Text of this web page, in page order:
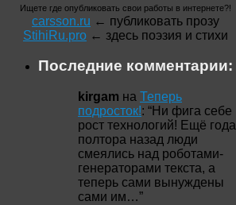
Ищете где опубликовать свои работы в интернете?!
carsson.ru ← публиковать прозу
StihiRu.pro ← здесь поэзия и стихи
Последние комментарии:
kirgam на Теперь
подросток!: “Ни фига себе
рост технологий! Ещё года
полтора назад люди
смеялись над роботами-
генераторами текста, а
теперь сами вынуждены
сами им…”